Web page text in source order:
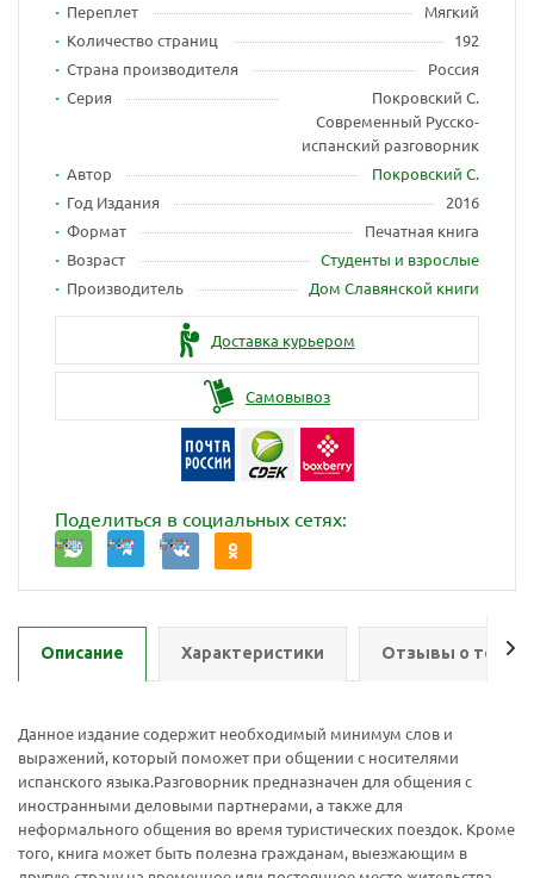
Переплет
Мягкий
Количество страниц
192
Страна производителя
Россия
Серия
Покровский С.
Современный Русско-
испанский разговорник
Автор
Покровский С.
Год Издания
2016
Формат
Печатная книга
Возраст
Студенты и взрослые
Производитель
Дом Славянской книги
Доставка курьером
Самовывоз
Поделиться в социальных сетях:
Описание Характеристики Отзывы о
Данное издание содержит необходимый минимум слов и
выражений, который поможет при общении с носителями
испанского языка.Разговорник предназначен для общения с
иностранными деловыми партнерами, а также для
неформального общения во время туристических поездок. Кроме
того, книга может быть полезна гражданам, выезжающим в